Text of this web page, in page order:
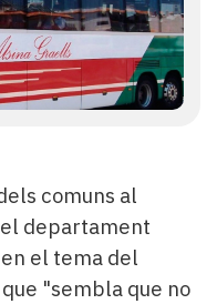
comuns al
departament
en el tema del
"sembla que no